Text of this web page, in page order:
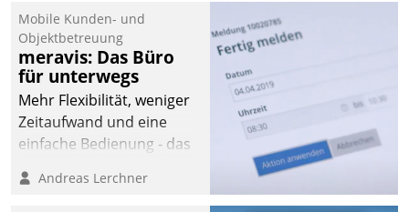
integrieren.
Mobile Kunden- und
Objektbetreuung
meravis: Das Büro
für unterwegs
Mehr Flexibilität, weniger
Zeitaufwand und eine
einfache Bedienung - das
Cockpit für mobile
Andreas Lerchner